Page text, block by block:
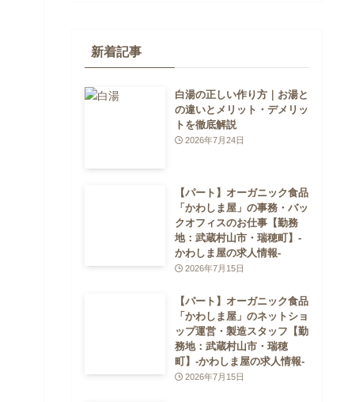
新着記事
白湯の正しい作り方｜お湯と
の違いとメリット・デメリッ
トを徹底解説
2026年7月24日
【パート】オーガニック食品
「かわしま屋」の事務・バッ
クオフィスのお仕事【勤務
地：武蔵村山市・瑞穂町】-
かわしま屋の求人情報-
2026年7月15日
【パート】オーガニック食品
「かわしま屋」のネットショ
ップ運営・製造スタッフ【勤
務地：武蔵村山市・瑞穂
町】-かわしま屋の求人情報-
2026年7月15日